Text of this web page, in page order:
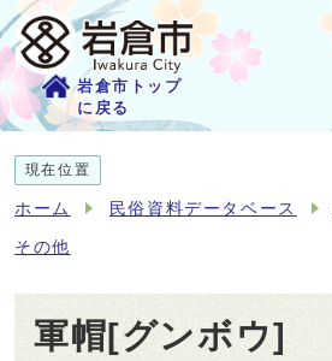
岩倉市トップ
に戻る
現在位置
ホーム 民俗資料データベース
その他
軍帽[グンボウ]